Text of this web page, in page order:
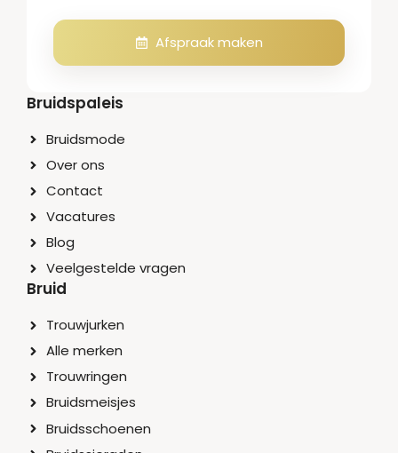
Afspraak maken
Bruidspaleis
Bruidsmode
Over ons
Contact
Vacatures
Blog
Veelgestelde vragen
Bruid
Trouwjurken
Alle merken
Trouwringen
Bruidsmeisjes
Bruidsschoenen